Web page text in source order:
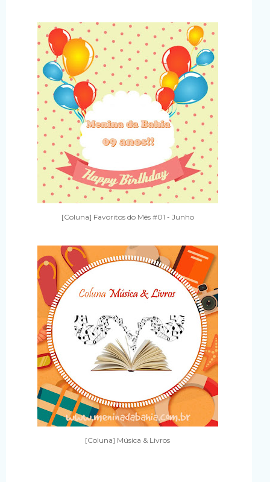
[Coluna] Favoritos do Mês #01 - Junho
[Coluna] Música & Livros